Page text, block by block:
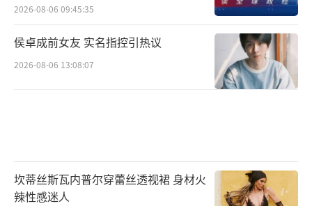
2026-08-06 09:45:35
侯卓成前女友 实名指控引热议
2026-08-06 13:08:07
坎蒂丝斯瓦内普尔穿蕾丝透视裙 身材火
辣性感迷人